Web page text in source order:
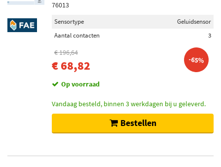
76013
Sensortype
Geluidsensor
Aantal contacten
3
€ 196,64
€ 68,82 -65%
Op voorraad
Vandaag besteld, binnen 3 werkdagen bij u geleverd.
Bestellen